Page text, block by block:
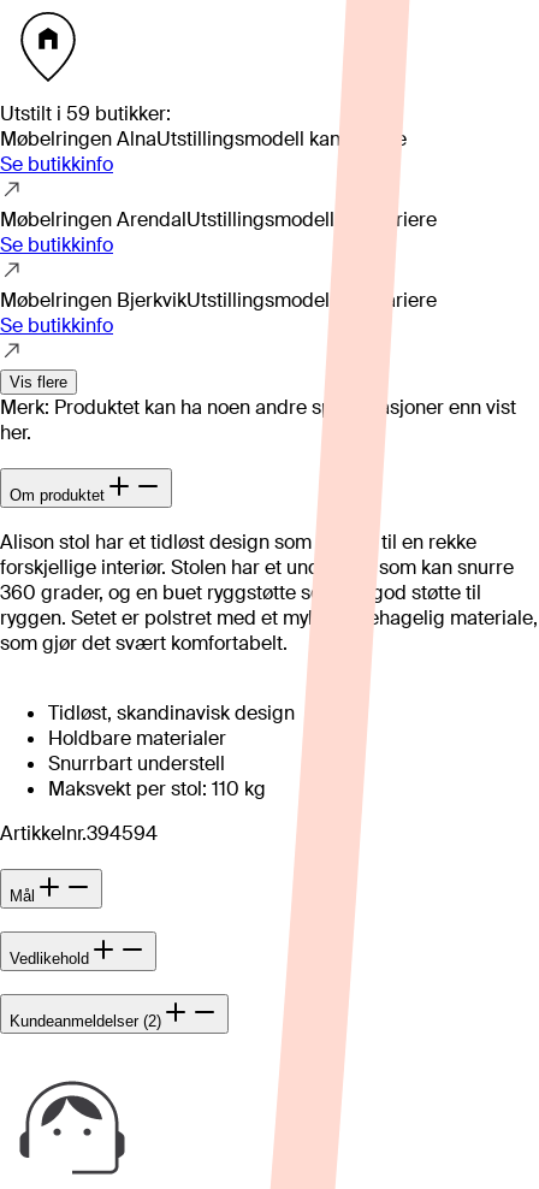
Utstilt i 59 butikker:
Møbelringen AlnaUtstillingsmodell kan variere
Se butikkinfo
Møbelringen ArendalUtstillingsmodell kan variere
Se butikkinfo
Møbelringen BjerkvikUtstillingsmodell kan variere
Se butikkinfo
Vis flere
Merk: Produktet kan ha noen andre spesifikasjoner enn vist
her.
Om produktet
Alison stol har et tidløst design som passer til en rekke
forskjellige interiør. Stolen har et understell som kan snurre
360 grader, og en buet ryggstøtte som gir god støtte til
ryggen. Setet er polstret med et mykt og behagelig materiale,
som gjør det svært komfortabelt.
Tidløst, skandinavisk design
Holdbare materialer
Snurrbart understell
Maksvekt per stol: 110 kg
Artikkelnr.394594
Mål
Vedlikehold
Kundeanmeldelser (2)